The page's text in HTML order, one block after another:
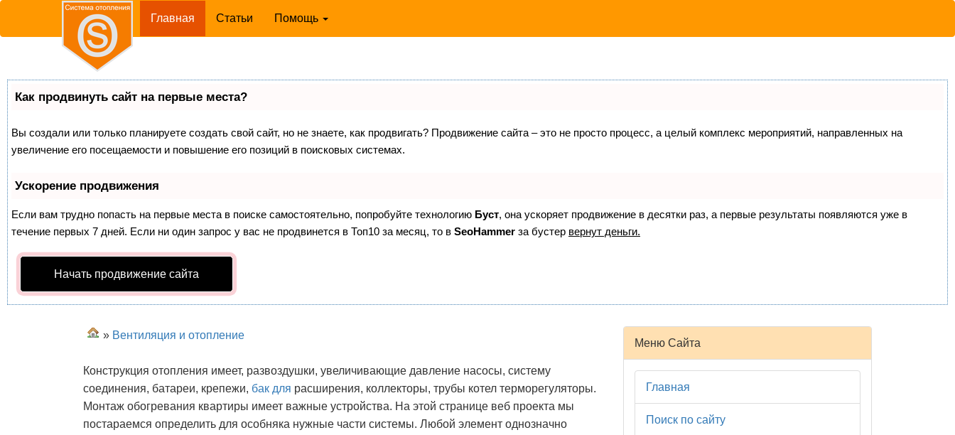
Главная (current)
Статьи Помощь
Как продвинуть сайт на первые места?
Вы создали или только планируете создать свой сайт, но не знаете, как продвигать? Продвижение сайта – это не просто процесс, а целый комплекс мероприятий, направленных на
увеличение его посещаемости и повышение его позиций в поисковых системах.
Ускорение продвижения
Если вам трудно попасть на первые места в поиске самостоятельно, попробуйте технологию Буст, она ускоряет продвижение в десятки раз, а первые результаты появляются уже в
течение первых 7 дней. Если ни один запрос у вас не продвинется в Топ10 за месяц, то в SeoHammer за бустер вернут деньги.
Начать продвижение сайта
» Вентиляция и отопление
Конструкция отопления имеет, развоздушки, увеличивающие давление насосы, систему
соединения, батареи, крепежи, бак для расширения, коллекторы, трубы котел терморегуляторы.
Монтаж обогревания квартиры имеет важные устройства. На этой странице веб проекта мы
постараемся определить для особняка нужные части системы. Любой элемент однозначно
Меню Сайта
Главная
Поиск по сайту